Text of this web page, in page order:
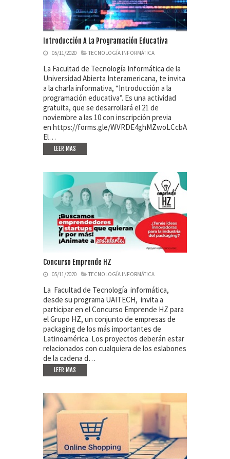
Introducción A La Programación Educativa
05/11/2020 TECNOLOGÍA INFORMÁTICA
La Facultad de Tecnología Informática de la
Universidad Abierta Interamericana, te invita
a la charla informativa, “Introducción a la
programación educativa”. Es una actividad
gratuita, que se desarrollará el 21 de
noviembre a las 10 con inscripción previa
en https://forms.gle/WVRDE4ghMZwoLCcbA
El…
LEER MAS
Concurso Emprende HZ
05/11/2020 TECNOLOGÍA INFORMÁTICA
La Facultad de Tecnología informática,
desde su programa UAITECH, invita a
participar en el Concurso Emprende HZ para
el Grupo HZ, un conjunto de empresas de
packaging de los más importantes de
Latinoamérica. Los proyectos deberán estar
relacionados con cualquiera de los eslabones
de la cadena d…
LEER MAS